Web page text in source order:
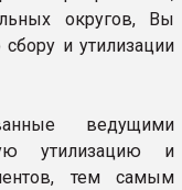
округов, Вы
и утилизации
ведущими
утилизацию и
тем самым